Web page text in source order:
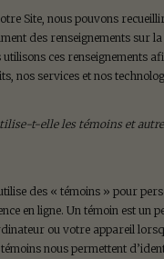
Site, nous pouvons
des renseignements sur
ces renseignements
nos services et nos
t-elle les témoins et
des « témoins » pour
en ligne. Un témoin est un
ou votre appareil
nous permettent